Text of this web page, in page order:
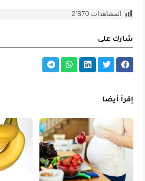
المشاهدات 2٬870
شارك على
إقرأ أيضا